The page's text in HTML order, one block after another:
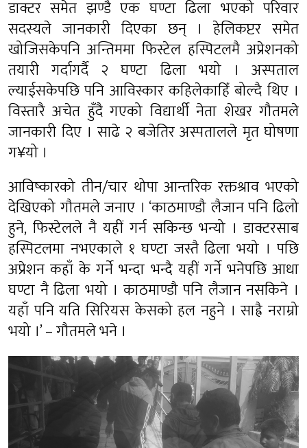
डाक्टर समेत झण्डै एक घण्टा ढिला भएको परिवार
सदस्यले जानकारी दिएका छन् । हेलिकप्टर समेत
खोजिसकेपनि अन्तिममा फिस्टेल हस्पिटलमै अप्रेशनको
तयारी गर्दागर्दै २ घण्टा ढिला भयो । अस्पताल
ल्याईसकेपछि पनि आविस्कार कहिलेकाहिँ बोल्दै थिए ।
विस्तारै अचेत हुँदै गएको विद्यार्थी नेता शेखर गौतमले
जानकारी दिए । साढे २ बजेतिर अस्पतालले मृत घोषणा
ग¥यो ।
आविष्कारको तीन/चार थोपा आन्तरिक रक्तश्राव भएको
देखिएको गौतमले जनाए । ‘काठमाण्डौ लैजान पनि ढिलो
हुने, फिस्टेलले नै यहीं गर्न सकिन्छ भन्यो । डाक्टरसाब
हस्पिटलमा नभएकाले १ घण्टा जस्तै ढिला भयो । पछि
अप्रेशन कहाँ के गर्ने भन्दा भन्दै यहीं गर्ने भनेपछि आधा
घण्टा नै ढिला भयो । काठमाण्डौ पनि लैजान नसकिने ।
यहाँ पनि यति सिरियस केसको हल नहुने । साह्रै नराम्रो
भयो ।’ – गौतमले भने ।